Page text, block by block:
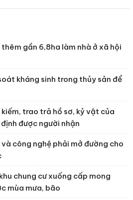
gần 6,8ha làm nhà ở xã hội
kháng sinh trong thủy sản để
trao trả hồ sơ, kỷ vật của
được người nhận
công nghệ phải mở đường cho
chung cư xuống cấp mong
mùa mưa, bão